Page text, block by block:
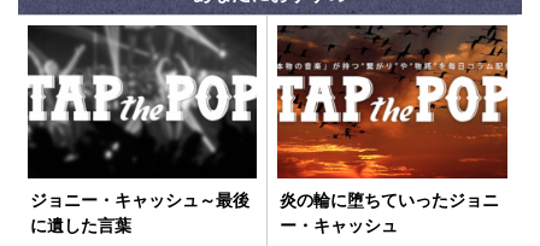
ジョニー・キャッシュ～最後
に遺した言葉
炎の輪に堕ちていったジョニ
ー・キャッシュ